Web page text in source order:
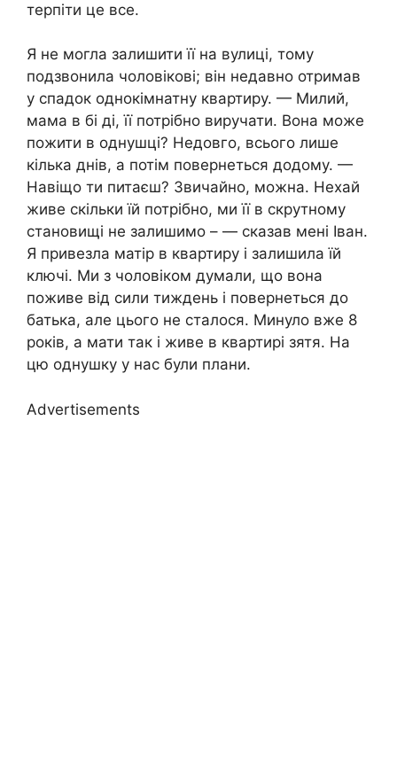
терпіти це все.
Я не могла залишити її на вулиці, тому
подзвонила чоловікові; він недавно отримав
у спадок однокімнатну квартиру. — Милий,
мама в бі ді, її потрібно виручати. Вона може
пожити в однушці? Недовго, всього лише
кілька днів, а потім повернеться додому. —
Навіщо ти питаєш? Звичайно, можна. Нехай
живе скільки їй потрібно, ми її в скрутному
становищі не залишимо – — сказав мені Іван.
Я привезла матір в квартиру і залишила їй
ключі. Ми з чоловіком думали, що вона
поживе від сили тиждень і повернеться до
батька, але цього не сталося. Минуло вже 8
років, а мати так і живе в квартирі зятя. На
цю однушку у нас були плани.
Advertisements